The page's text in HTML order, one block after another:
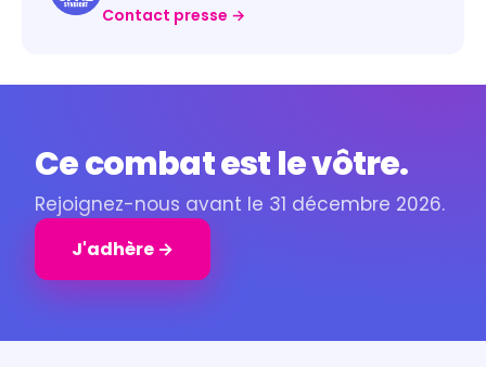
Contact presse →
Ce combat est le vôtre.
Rejoignez-nous avant le 31 décembre 2026.
J'adhère →